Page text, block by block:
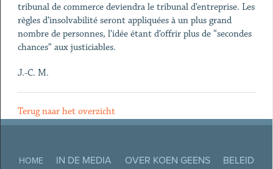
tribunal de commerce deviendra le tribunal d’entreprise. Les
règles d’insolvabilité seront appliquées à un plus grand
nombre de personnes, l’idée étant d’offrir plus de “secondes
chances” aux justiciables.
J.-C. M.
Terug naar het overzicht
HOME IN DE MEDIA OVER KOEN GEENS
BELEID